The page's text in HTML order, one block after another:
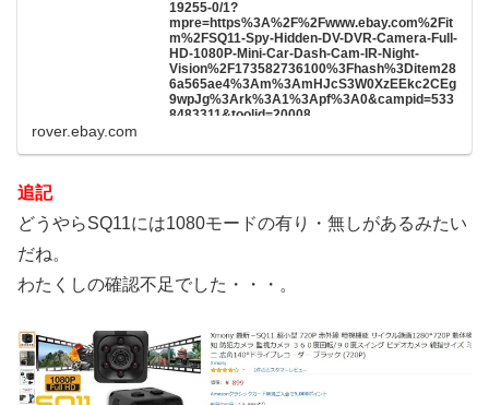
19255-0/1?
mpre=https%3A%2F%2Fwww.ebay.com%2Fit
m%2FSQ11-Spy-Hidden-DV-DVR-Camera-Full-
HD-1080P-Mini-Car-Dash-Cam-IR-Night-
Vision%2F173582736100%3Fhash%3Ditem28
6a565ae4%3Am%3AmHJcS3W0XzEEkc2CEg
9wpJg%3Ark%3A1%3Apf%3A0&campid=533
8483311&toolid=20008
rover.ebay.com
追記
どうやらSQ11には1080モードの有り・無しがあるみたい
だね。
わたくしの確認不足でした・・・。